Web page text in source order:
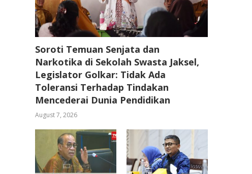
Soroti Temuan Senjata dan
Narkotika di Sekolah Swasta Jaksel,
Legislator Golkar: Tidak Ada
Toleransi Terhadap Tindakan
Mencederai Dunia Pendidikan
August 7, 2026